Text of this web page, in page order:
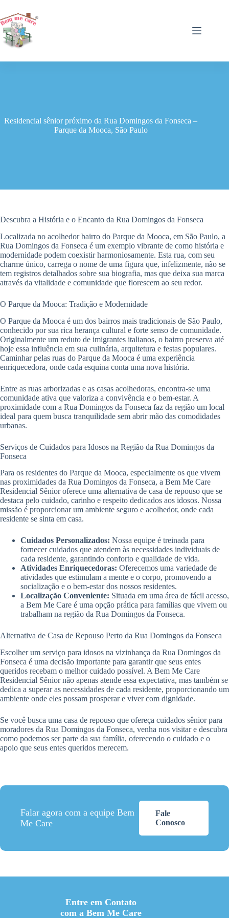
para
o
conteúdo
Residencial sênior próximo da Rua Domingos da Fonseca –
Parque da Mooca, São Paulo
Descubra a História e o Encanto da Rua Domingos da Fonseca
Localizada no acolhedor bairro do Parque da Mooca, em São Paulo, a
Rua Domingos da Fonseca é um exemplo vibrante de como história e
modernidade podem coexistir harmoniosamente. Esta rua, com seu
charme único, carrega o nome de uma figura que, infelizmente, não se
tem registros detalhados sobre sua biografia, mas que deixa sua marca
através da vitalidade e comunidade que florescem ao seu redor.
O Parque da Mooca: Tradição e Modernidade
O Parque da Mooca é um dos bairros mais tradicionais de São Paulo,
conhecido por sua rica herança cultural e forte senso de comunidade.
Originalmente um reduto de imigrantes italianos, o bairro preserva até
hoje essa influência em sua culinária, arquitetura e festas populares.
Caminhar pelas ruas do Parque da Mooca é uma experiência
enriquecedora, onde cada esquina conta uma nova história.
Entre as ruas arborizadas e as casas acolhedoras, encontra-se uma
comunidade ativa que valoriza a convivência e o bem-estar. A
proximidade com a Rua Domingos da Fonseca faz da região um local
ideal para quem busca tranquilidade sem abrir mão das comodidades
urbanas.
Serviços de Cuidados para Idosos na Região da Rua Domingos da
Fonseca
Para os residentes do Parque da Mooca, especialmente os que vivem
nas proximidades da Rua Domingos da Fonseca, a Bem Me Care
Residencial Sênior oferece uma alternativa de casa de repouso que se
destaca pelo cuidado, carinho e respeito dedicados aos idosos. Nossa
missão é proporcionar um ambiente seguro e acolhedor, onde cada
residente se sinta em casa.
Cuidados Personalizados: Nossa equipe é treinada para
fornecer cuidados que atendem às necessidades individuais de
cada residente, garantindo conforto e qualidade de vida.
Atividades Enriquecedoras: Oferecemos uma variedade de
atividades que estimulam a mente e o corpo, promovendo a
socialização e o bem-estar dos nossos residentes.
Localização Conveniente: Situada em uma área de fácil acesso,
a Bem Me Care é uma opção prática para famílias que vivem ou
trabalham na região da Rua Domingos da Fonseca.
Alternativa de Casa de Repouso Perto da Rua Domingos da Fonseca
Escolher um serviço para idosos na vizinhança da Rua Domingos da
Fonseca é uma decisão importante para garantir que seus entes
queridos recebam o melhor cuidado possível. A Bem Me Care
Residencial Sênior não apenas atende essa expectativa, mas também se
dedica a superar as necessidades de cada residente, proporcionando um
ambiente onde eles possam prosperar e viver com dignidade.
Se você busca uma casa de repouso que ofereça cuidados sênior para
moradores da Rua Domingos da Fonseca, venha nos visitar e descubra
como podemos ser parte da sua família, oferecendo o cuidado e o
apoio que seus entes queridos merecem.
Falar agora com a equipe Bem
Me Care
Fale
Conosco
Entre em Contato
com a Bem Me Care